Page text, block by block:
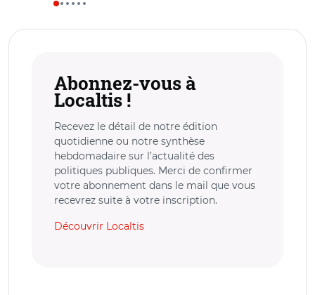
Abonnez-vous à
Localtis !
Recevez le détail de notre édition
quotidienne ou notre synthèse
hebdomadaire sur l’actualité des
politiques publiques. Merci de confirmer
votre abonnement dans le mail que vous
recevrez suite à votre inscription.
Découvrir Localtis